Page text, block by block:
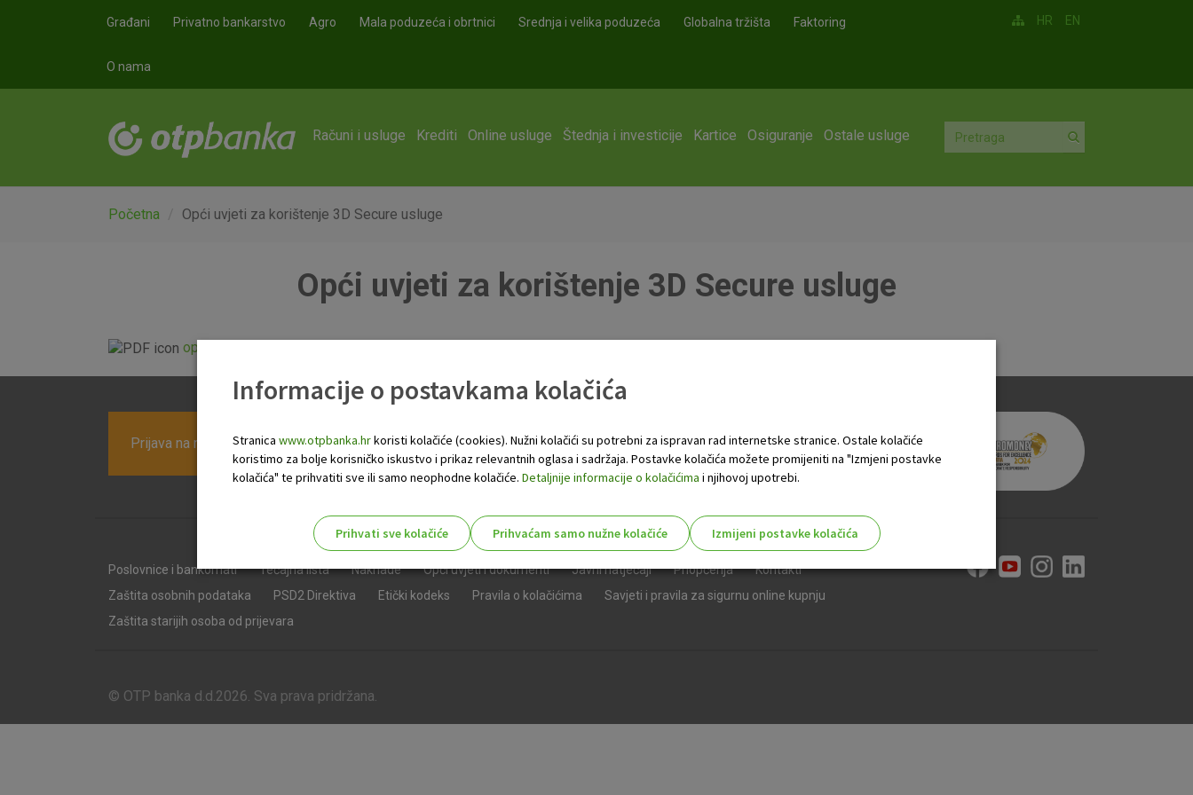
Građani Privatno bankarstvo Agro Mala poduzeća i obrtnici Srednja i velika poduzeća Globalna tržišta Faktoring
O nama
HR EN
Računi i usluge Krediti Online usluge Štednja i investicije Kartice Osiguranje Ostale usluge
Početna Opći uvjeti za korištenje 3D Secure usluge
Opći uvjeti za korištenje 3D Secure usluge
opci_uvjeti_za_koristenje_3d_secure_usluge.pdf
Prijava na newsletter OTP banke
Poslovnice i bankomati Tečajna lista Naknade Opći uvjeti i dokumenti Javni natječaji Priopćenja
Kontakti
Zaštita osobnih podataka
PSD2 Direktiva Etički kodeks Pravila o kolačićima
Savjeti i pravila za sigurnu online kupnju
Zaštita starijih osoba od prijevara
© OTP banka d.d.2026. Sva prava pridržana.
Informacije o postavkama kolačića
Stranica www.otpbanka.hrkoristi kolačiće (cookies). Nužni kolačići su potrebni za ispravan rad internetske stranice. Ostale kolačiće
koristimo za bolje korisničko iskustvo i prikaz relevantnih oglasa i sadržaja. Postavke kolačića možete promijeniti na "Izmjeni postavke
kolačića" te prihvatiti sve ili samo neophodne kolačiće. Detaljnije informacije o kolačićima i njihovoj upotrebi.
Prihvati sve kolačiće Prihvaćam samo nužne kolačiće
Izmijeni postavke kolačića